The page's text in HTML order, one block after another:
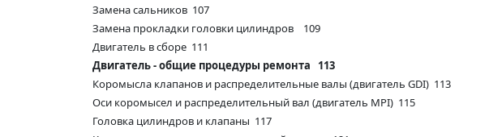
Замена сальников 107
Замена прокладки головки цилиндров 109
Двигатель в сборе 111
Двигатель - общие процедуры ремонта 113
Коромысла клапанов и распределительные валы (двигатель GDI) 113
Оси коромысел и распределительный вал (двигатель MPI) 115
Головка цилиндров и клапаны 117